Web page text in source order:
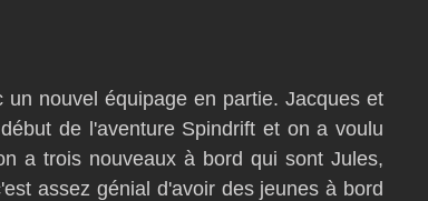
nouvel équipage en partie. Jacques et
de l'aventure Spindrift et on a voulu
a trois nouveaux à bord qui sont Jules,
assez génial d'avoir des jeunes à bord